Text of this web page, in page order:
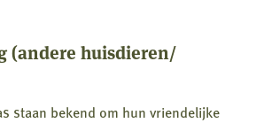
(andere huisdieren/
staan bekend om hun vriendelijke